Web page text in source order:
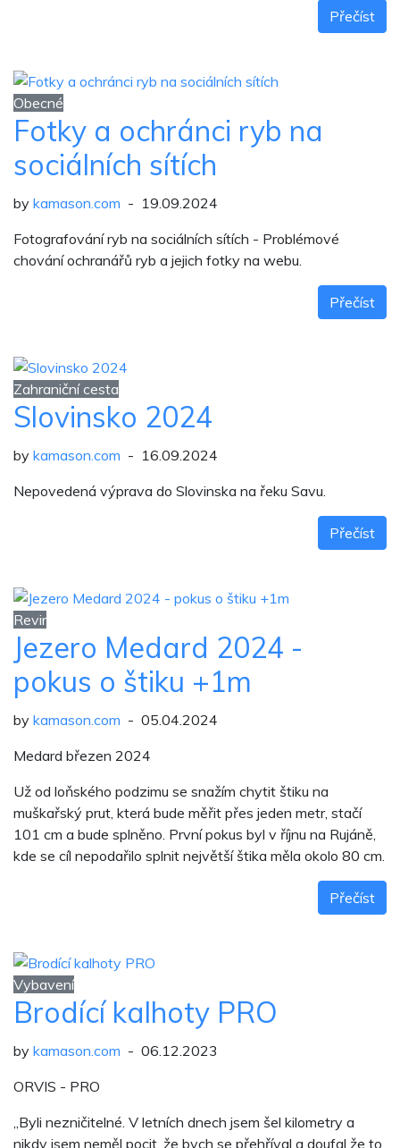
Přečíst
Obecné
Fotky a ochránci ryb na
sociálních sítích
by kamason.com - 19.09.2024
Fotografování ryb na sociálních sítích - Problémové
chování ochranářů ryb a jejich fotky na webu.
Přečíst
Zahraniční cesta
Slovinsko 2024
by kamason.com - 16.09.2024
Nepovedená výprava do Slovinska na řeku Savu.
Přečíst
Revir
Jezero Medard 2024 -
pokus o štiku +1m
by kamason.com - 05.04.2024
Medard březen 2024
Už od loňského podzimu se snažím chytit štiku na
muškařský prut, která bude měřit přes jeden metr, stačí
101 cm a bude splněno. První pokus byl v říjnu na Rujáně,
kde se cíl nepodařilo splnit největší štika měla okolo 80 cm.
Přečíst
Vybavení
Brodící kalhoty PRO
by kamason.com - 06.12.2023
ORVIS - PRO
„Byli nezničitelné. V letních dnech jsem šel kilometry a
nikdy jsem neměl pocit, že bych se přehříval a doufal že to